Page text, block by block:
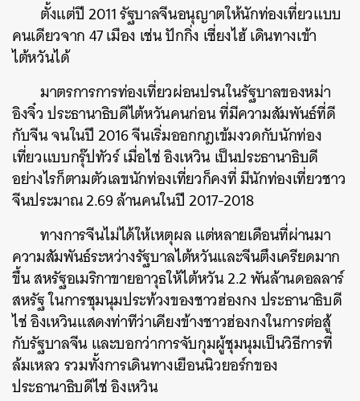
ตั้งแต่ปี 2011 รัฐบาลจีนอนุญาตให้นักท่องเที่ยวแบบ
คนเดียวจาก 47 เมือง เช่น ปักกิ่ง เซี่ยงไฮ้ เดินทางเข้า
ไต้หวันได้
มาตรการการท่องเที่ยวผ่อนปรนในรัฐบาลของหม่า
อิงจิ๋ว ประธานาธิบดีไต้หวันคนก่อน ที่มีความสัมพันธ์ที่ดี
กับจีน จนในปี 2016 จีนเริ่มออกกฎเข้มงวดกับนักท่อง
เที่ยวแบบกรุ๊ปทัวร์ เมื่อไช่ อิงเหวิน เป็นประธานาธิบดี
อย่างไรก็ตามตัวเลขนักท่องเที่ยวก็คงที่ มีนักท่องเที่ยวชาว
จีนประมาณ 2.69 ล้านคนในปี 2017-2018
ทางการจีนไม่ได้ให้เหตุผล แต่หลายเดือนที่ผ่านมา
ความสัมพันธ์ระหว่างรัฐบาลไต้หวันและจีนตึงเครียดมาก
ขึ้น สหรัฐอเมริกาขายอาวุธให้ไต้หวัน 2.2 พันล้านดอลลาร์
สหรัฐ ในการชุมนุมประท้วงของชาวฮ่องกง ประธานาธิบดี
ไช่ อิงเหวินแสดงท่าทีว่าเคียงข้างชาวฮ่องกงในการต่อสู้
กับรัฐบาลจีน และบอกว่าการจับกุมผู้ชุมนุมเป็นวิธีการที่
ล้มเหลว รวมทั้งการเดินทางเยือนนิวยอร์กของ
ประธานาธิบดีไช่ อิงเหวิน